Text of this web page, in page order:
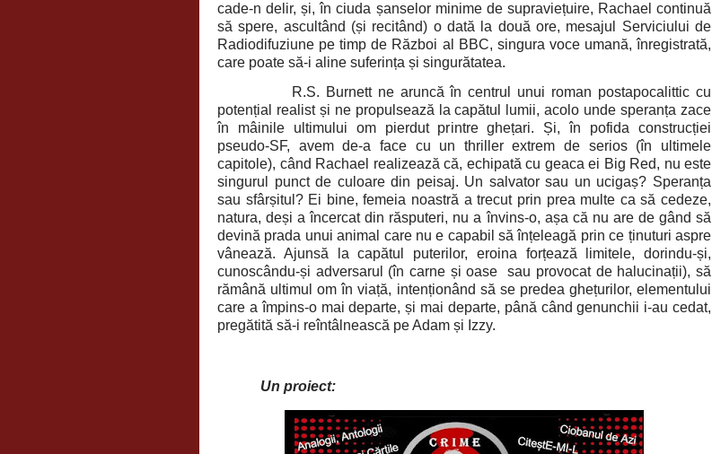
cade-n delir, și, în ciuda șanselor minime de supraviețuire, Rachael continuă
să spere, ascultând (și recitând) o dată la două ore, mesajul Serviciului de
Radiodifuziune pe timp de Război al BBC, singura voce umană, înregistrată,
care poate să-i aline suferința și singurătatea.
R.S. Burnett ne aruncă în centrul unui roman postapocalittic cu
potențial realist și ne propulsează la capătul lumii, acolo unde speranța zace
în mâinile ultimului om pierdut printre ghețari. Și, în pofida construcției
pseudo-SF, avem de-a face cu un thriller extrem de serios (în ultimele
capitole), când Rachael realizează că, echipată cu geaca ei Big Red, nu este
singurul punct de culoare din peisaj. Un salvator sau un ucigaș? Speranța
sau sfârșitul? Ei bine, femeia noastră a trecut prin prea multe ca să cedeze,
natura, deși a încercat din răsputeri, nu a învins-o, așa că nu are de gând să
devină prada unui animal care nu e capabil să înțeleagă prin ce ținuturi aspre
vânează. Ajunsă la capătul puterilor, eroina forțează limitele, dorindu-și,
cunoscându-și adversarul (în carne și oase
sau provocat de halucinații), să
rămână ultimul om în viață, intenționând să se predea ghețurilor, elementului
care a împins-o mai departe, și mai departe, până când genunchii i-au cedat,
pregătită să-i reîntâlnească pe Adam și Izzy.
Un proiect: